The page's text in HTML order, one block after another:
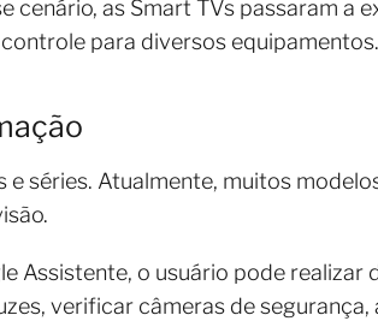
as Smart TVs passaram a
para diversos equipamentos.
séries. Atualmente, muitos
Assistente, o usuário pode realizar
verificar câmeras de segurança,